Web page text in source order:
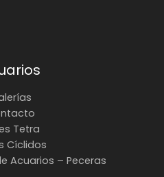
Tetra
Cíclidos
Acuarios – Peceras